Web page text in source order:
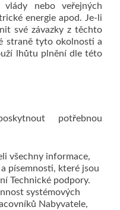
vlády nebo veřejných
energie apod. Je-li
své závazky z těchto
straně tyto okolnosti a
lhůtu plnění dle této
potřebnou
všechny informace,
písemnosti, které jsou
Technické podpory.
systémových
Nabyvatele,